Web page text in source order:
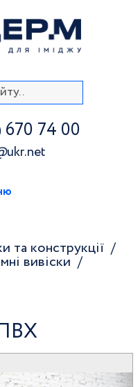
670 74 00
ukr.net
та конструкції
вивіски
ПВХ